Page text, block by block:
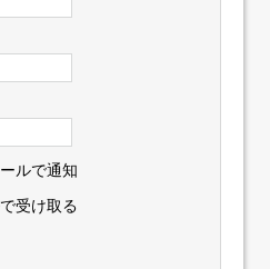
ルで通知
受け取る